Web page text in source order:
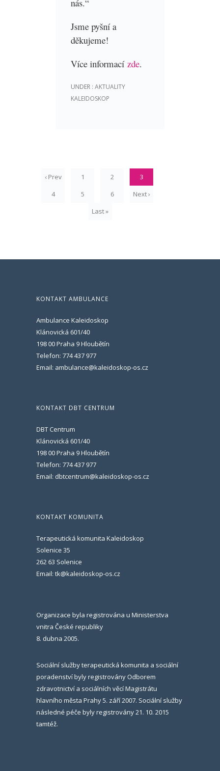
nás.“
Jsme pyšní a
děkujeme!
Více informací zde.
UNDER : AKTUALITY
KALEIDOSKOP
‹ Prev 1 2
3
4
5 6
Next ›
Last »
KONTAKT AMBULANCE
Ambulance Kaleidoskop
Klánovická 601/40
198 00 Praha 9 Hloubětín
Telefon: 774 437 977
Email: ambulance@kaleidoskop-os.cz
KONTAKT DBT CENTRUM
DBT Centrum
Klánovická 601/40
198 00 Praha 9 Hloubětín
Telefon: 774 437 977
Email: dbtcentrum@kaleidoskop-os.cz
KONTAKT KOMUNITA
Terapeutická komunita Kaleidoskop
Solenice 35
262 63 Solenice
Email: tk@kaleidoskop-os.cz
Organizace byla registrována u Ministerstva
vnitra České republiky
8. dubna 2005.
Sociální služby terapeutická komunita a sociální
poradenství byly registrovány Odborem
zdravotnictví a sociálních věcí Magistrátu
hlavního města Prahy 5. září 2007. Sociální služby
následné péče byly registrovány 21. 10. 2015
tamtéž.